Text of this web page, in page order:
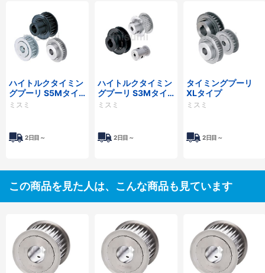
ハイトルクタイミン
グプーリ S5Mタイ
プ
ミスミ
2日目～
ハイトルクタイミン
グプーリ S3Mタイ
プ
ミスミ
2日目～
タイミングプーリ
XLタイプ
ミスミ
2日目～
この商品を見た人は、こんな商品も見ています